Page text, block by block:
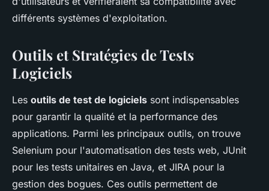
différents systèmes d'exploitation.
Outils et Stratégies de Tests
Logiciels
Les outils de test de logiciels sont indispensables
pour garantir la qualité et la performance des
applications. Parmi les principaux outils, on trouve
Selenium pour l'automatisation des tests web, JUnit
pour les tests unitaires en Java, et JIRA pour la
gestion des bogues. Ces outils permettent de